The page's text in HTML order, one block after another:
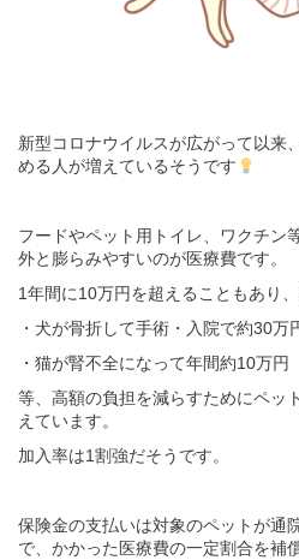
新型コロナウイルスが広がって以来
める人が増えているそうです
フードやペット用トイレ、ワクチン
外と膨らみやすいのが医療費です。
1年間に10万円を超えることもあり、
・犬が骨折して手術・入院で約30万
・猫が腎不全になって年間約10万円
等、高額の負担を減らすためにペッ
えています。
加入率は1割強だそうです。
保険金の支払いは対象のペットが通
で、かかった医療費の一定割合を補